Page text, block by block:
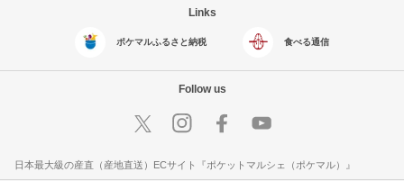
Links
ポケマルふるさと納税 食べる通信
Follow us
日本最大級の産直（産地直送）ECサイト『ポケットマルシェ（ポケマル）』